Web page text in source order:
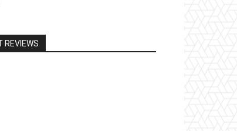
REVIEWS